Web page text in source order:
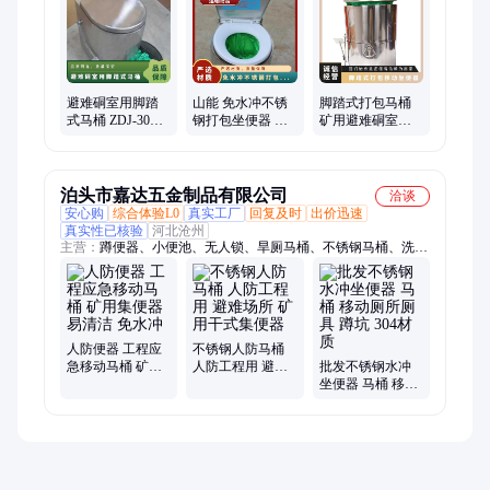
井下隔爆装置、翻车机、旧枕木、气体检测仪、瓦斯管道阻火
器、矿山救护队产品、气幕喷淋装置、气动锚杆钻机、液压坑道
钻机、机械洒水降尘装置、全自动洗靴机
避难硐室用脚踏
式马桶 ZDJ-30矿
山能 免水冲不锈
钢打包坐便器 煤
脚踏式打包马桶
矿用避难硐室救
泊头市嘉达五金制品有限公司
洽谈
安心购
综合体验L0 真实工厂 回复及时 出价迅速
真实性已核验 河北沧州
主营： 蹲便器、小便池、无人锁、旱厕马桶、不锈钢马桶、洗手
盆、洗脸盆、小便斗、小便器、一体盆厕、旱厕蹲便、立柱洗
手、泡沫封堵、机械打包、移动厕所、发泡便器、不锈厕具、
304不锈钢、不锈钢盖板、不锈钢旱厕、不锈钢车载、一体盆便
器、不锈钢脚踩、宽板不锈钢、免水不锈钢
人防便器 工程应
急移动马桶 矿用
不锈钢人防马桶
人防工程用 避难
批发不锈钢水冲
坐便器 马桶 移动